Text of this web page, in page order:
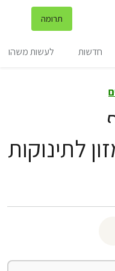
תרומה
חדשות לעשות משהו
לתינוקות